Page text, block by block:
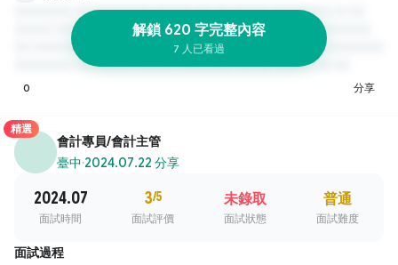
解鎖 620 字完整內容
7 人已看過
0 分享
精選
會計專員/會計主管
臺中·2024.07.22 分享
2024.07
面試時間
3/5
面試評價
未錄取
面試狀態
普通
面試難度
面試過程